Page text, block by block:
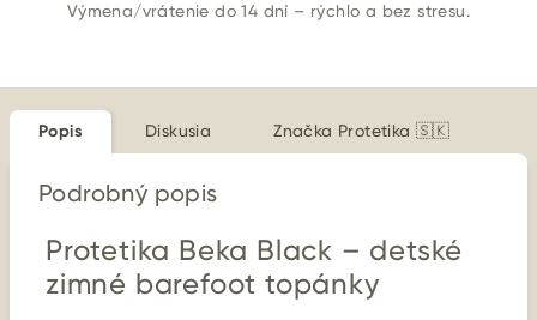
Výmena/vrátenie do 14 dní – rýchlo a bez stresu.
Popis Diskusia Značka Protetika 🇸🇰
Podrobný popis
Protetika Beka Black – detské
zimné barefoot topánky